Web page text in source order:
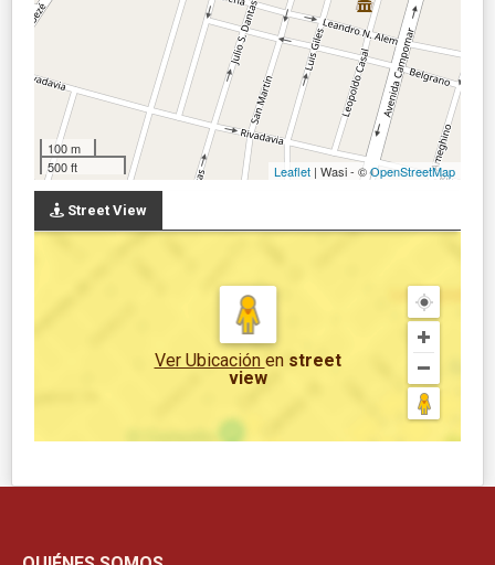
100 m
500 ft
Leaflet | Wasi - ©OpenStreetMap
Street View
Ver Ubicación en street
view